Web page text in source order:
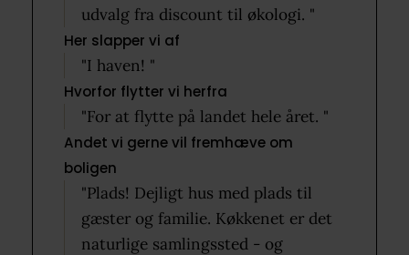
udvalg fra discount til økologi. "
Her slapper vi af
"I haven! "
Hvorfor flytter vi herfra
"For at flytte på landet hele året. "
Andet vi gerne vil fremhæve om
boligen
"Plads! Dejligt hus med plads til
gæster og familie. Køkkenet er det
naturlige samlingssted - og